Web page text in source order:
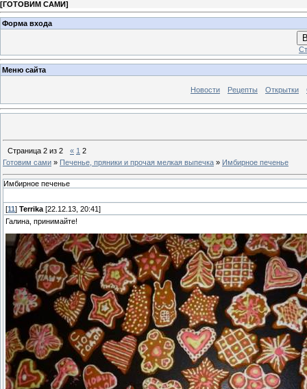
[ГОТОВИМ САМИ]
Форма входа
Меню сайта
Новости Рецепты Открытки
Страница 2 из 2 « 1 2
Готовим сами » Печенье, пряники и прочая мелкая выпечка » Имбирное печенье
Имбирное печенье
[11 ] Terrika [22.12.13, 20:41]
Галина, принимайте!